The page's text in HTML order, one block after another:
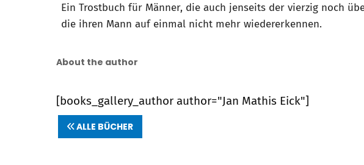
Ein Trostbuch für Männer, die auch jenseits der vierzig noch
die ihren Mann auf einmal nicht mehr wiedererkennen.
About the author
[books_gallery_author author="Jan Mathis Eick"]
ALLE BÜCHER